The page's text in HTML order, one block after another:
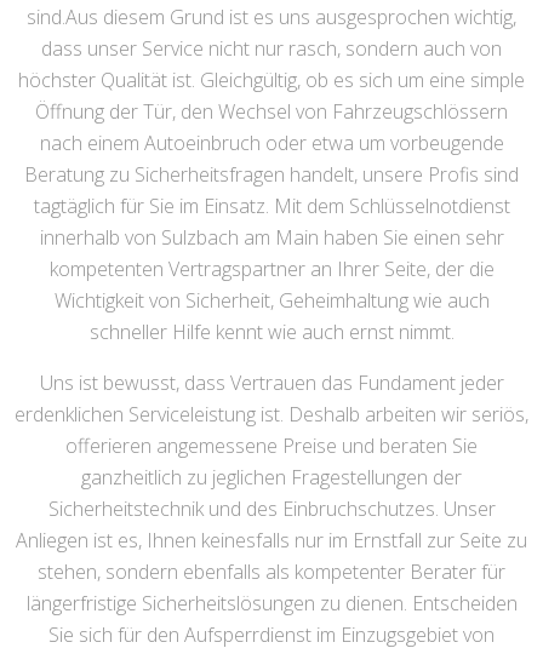
sind.Aus diesem Grund ist es uns ausgesprochen wichtig,
dass unser Service nicht nur rasch, sondern auch von
höchster Qualität ist. Gleichgültig, ob es sich um eine simple
Öffnung der Tür, den Wechsel von Fahrzeugschlössern
nach einem Autoeinbruch oder etwa um vorbeugende
Beratung zu Sicherheitsfragen handelt, unsere Profis sind
tagtäglich für Sie im Einsatz. Mit dem Schlüsselnotdienst
innerhalb von Sulzbach am Main haben Sie einen sehr
kompetenten Vertragspartner an Ihrer Seite, der die
Wichtigkeit von Sicherheit, Geheimhaltung wie auch
schneller Hilfe kennt wie auch ernst nimmt.
Uns ist bewusst, dass Vertrauen das Fundament jeder
erdenklichen Serviceleistung ist. Deshalb arbeiten wir seriös,
offerieren angemessene Preise und beraten Sie
ganzheitlich zu jeglichen Fragestellungen der
Sicherheitstechnik und des Einbruchschutzes. Unser
Anliegen ist es, Ihnen keinesfalls nur im Ernstfall zur Seite zu
stehen, sondern ebenfalls als kompetenter Berater für
längerfristige Sicherheitslösungen zu dienen. Entscheiden
Sie sich für den Aufsperrdienst im Einzugsgebiet von